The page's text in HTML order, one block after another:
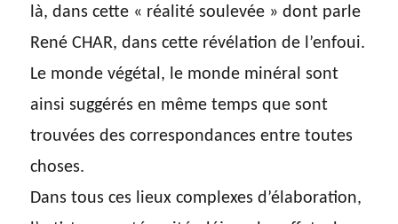
là, dans cette « réalité soulevée » dont parle
René CHAR, dans cette révélation de l’enfoui.
Le monde végétal, le monde minéral sont
ainsi suggérés en même temps que sont
trouvées des correspondances entre toutes
choses.
Dans tous ces lieux complexes d’élaboration,